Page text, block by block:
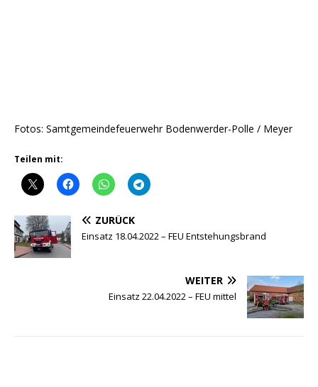
Fotos: Samtgemeindefeuerwehr Bodenwerder-Polle / Meyer
Teilen mit:
ZURÜCK
Einsatz 18.04.2022 – FEU Entstehungsbrand
WEITER
Einsatz 22.04.2022 – FEU mittel